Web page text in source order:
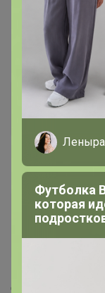
17 сентября, 2021
Странница ,
17 сентября,
Странница,
добрый день,
Леныра
Футболка
которая